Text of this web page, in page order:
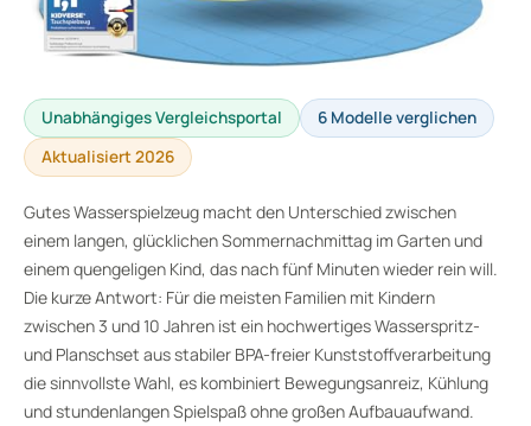
Unabhängiges Vergleichsportal
6 Modelle verglichen
Aktualisiert 2026
Gutes Wasserspielzeug macht den Unterschied zwischen
einem langen, glücklichen Sommernachmittag im Garten und
einem quengeligen Kind, das nach fünf Minuten wieder rein will.
Die kurze Antwort: Für die meisten Familien mit Kindern
zwischen 3 und 10 Jahren ist ein hochwertiges Wasserspritz-
und Planschset aus stabiler BPA-freier Kunststoffverarbeitung
die sinnvollste Wahl, es kombiniert Bewegungsanreiz, Kühlung
und stundenlangen Spielspaß ohne großen Aufbauaufwand.